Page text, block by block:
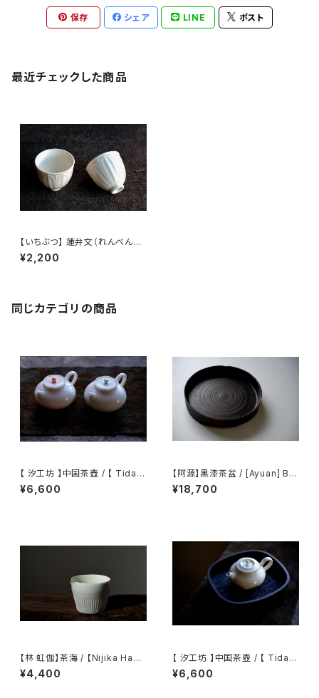
保存 シェア LINE ポスト
最近チェックした商品
【いちぶつ】 蓮弁文（れんべんも
ん）湯呑み /【 ichibutu 】Teac
up
¥2,200
同じカテゴリの商品
【 汐工坊 】中国茶壺 / 【 Tidal
Atelier 】Chinese teapot
¥6,600
【阿源】黒漆茶盆 / [Ayuan] Bla
ck Lacquer Tea Tray
¥18,700
【林 虹伽】茶海 / 【Nijika Haya
shi 】tea pitcher
¥4,400
【 汐工坊 】中国茶壺 / 【 Tidal
Atelier 】Chinese teapot
¥6,600